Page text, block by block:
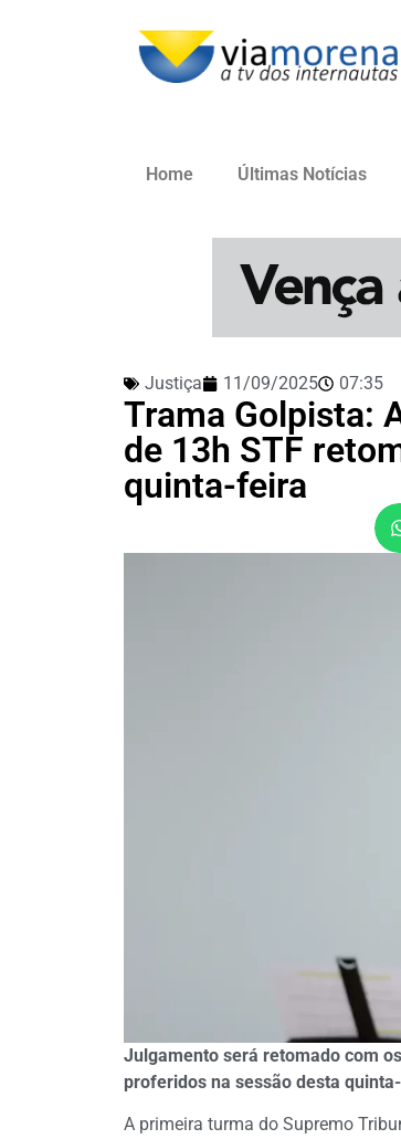
Home Últimas Notícias
Justiça 11/09/2025 07:35
Trama Golpista:
de 13h STF
quinta-feira
Julgamento será retomado com
proferidos na sessão desta
A primeira turma do Supremo